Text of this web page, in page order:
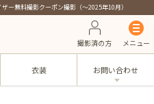
ー無料撮影クーポン撮影（～2025年10月）
撮影済の方 メニュー
衣装 お問い合わせ